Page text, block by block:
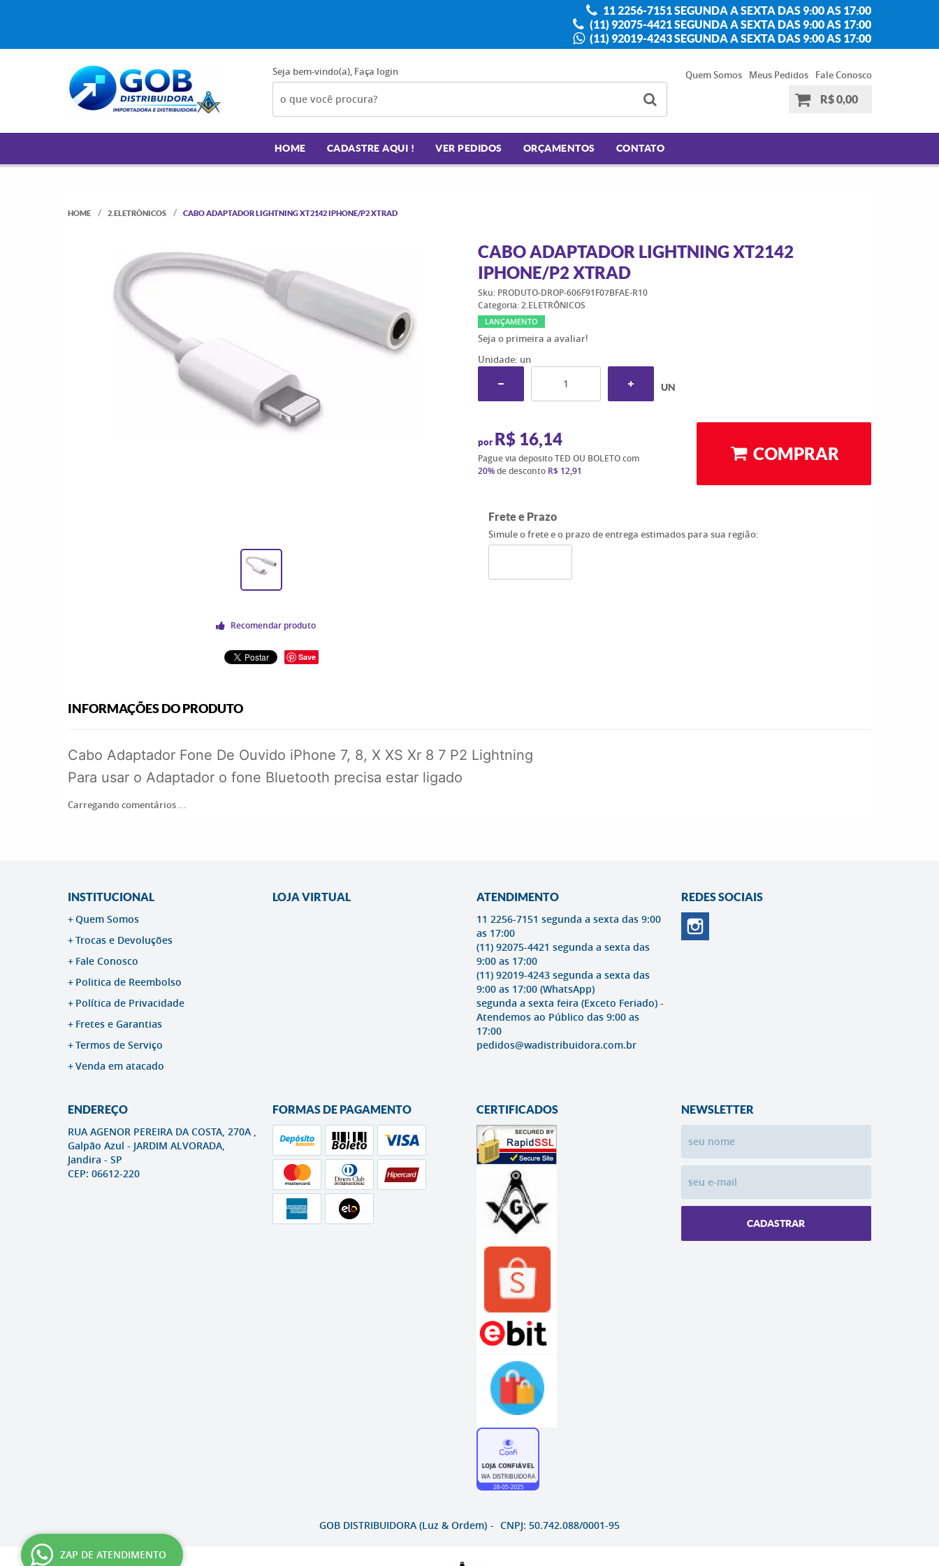
11 2256-7151 SEGUNDA A SEXTA DAS 9:00 AS 17:00
(11) 92075-4421 SEGUNDA A SEXTA DAS 9:00 AS 17:00
(11) 92019-4243 SEGUNDA A SEXTA DAS 9:00 AS 17:00
Seja bem-vindo(a), Faça login Quem Somos Meus Pedidos
Fale Conosco
R$ 0,00
HOME CADASTRE AQUI ! VER PEDIDOS ORÇAMENTOS CONTATO
HOME 2.ELETRÔNICOS CABO ADAPTADOR LIGHTNING XT2142 IPHONE/P2 XTRAD
Recomendar produto
Save
CABO ADAPTADOR LIGHTNING XT2142
IPHONE/P2 XTRAD
Sku: PRODUTO-DROP-606F91F07BFAE-R10
Categoria: 2.ELETRÔNICOS
LANÇAMENTO
Seja o primeira a avaliar!
Unidade: un
UN
por R$ 16,14
Pague via deposito TED OU BOLETO com
20%de desconto R$ 12,91
COMPRAR
Frete e Prazo
Simule o frete e o prazo de entrega estimados para sua região:
INFORMAÇÕES DO PRODUTO
Cabo Adaptador Fone De Ouvido iPhone 7, 8, X XS Xr 8 7 P2 Lightning
Para usar o Adaptador o fone Bluetooth precisa estar ligado
Carregando comentários ...
INSTITUCIONAL
Quem Somos
Trocas e Devoluções
Fale Conosco
Politica de Reembolso
Política de Privacidade
Fretes e Garantias
Termos de Serviço
Venda em atacado
LOJA VIRTUAL ATENDIMENTO
11 2256-7151 segunda a sexta das 9:00
as 17:00
(11) 92075-4421 segunda a sexta das
9:00 as 17:00
(11) 92019-4243 segunda a sexta das
9:00 as 17:00 (WhatsApp)
segunda a sexta feira (Exceto Feriado) -
Atendemos ao Público das 9:00 as
17:00
pedidos@wadistribuidora.com.br
REDES SOCIAIS
ENDEREÇO
RUA AGENOR PEREIRA DA COSTA, 270A ,
Galpão Azul - JARDIM ALVORADA,
Jandira - SP
CEP: 06612-220
FORMAS DE PAGAMENTO CERTIFICADOS NEWSLETTER
CADASTRAR
GOB DISTRIBUIDORA (Luz & Ordem) CNPJ: 50.742.088/0001-95
ZAP DE ATENDIMENTO